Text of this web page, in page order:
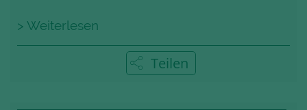
> Weiterlesen
Teilen